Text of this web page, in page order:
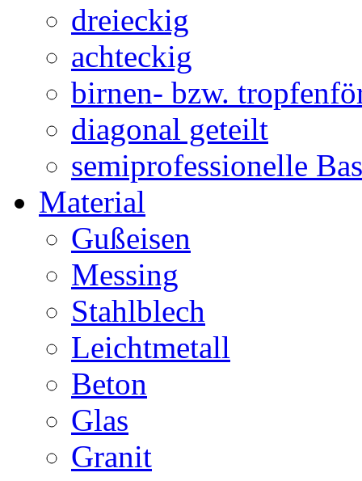
dreieckig
achteckig
birnen- bzw.
diagonal geteilt
semiprofessionelle
Material
Gußeisen
Messing
Stahlblech
Leichtmetall
Beton
Glas
Granit